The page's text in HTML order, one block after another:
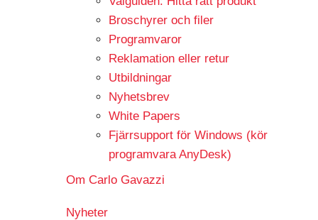
Broschyrer och filer
Programvaror
Reklamation eller retur
Utbildningar
Nyhetsbrev
White Papers
Fjärrsupport för Windows (kör
programvara AnyDesk)
Om Carlo Gavazzi
Nyheter